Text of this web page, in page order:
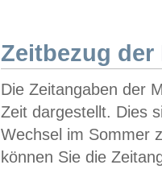
Zeitbezug der
Die Zeitangaben der
Zeit dargestellt. Dies
Wechsel im Sommer
können Sie die